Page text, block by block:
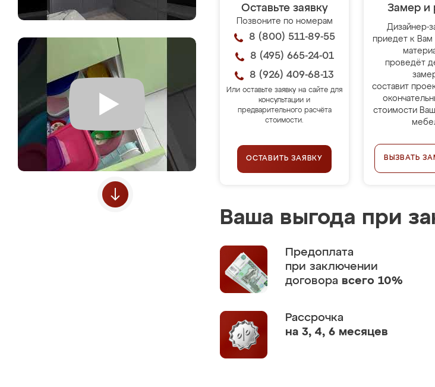
Оставьте заявку
Позвоните по номерам
8 (800) 511-89-55
8 (495) 665-24-01
8 (926) 409-68-13
Или оставьте заявку на сайте для
консультации и
предварительного расчёта
стоимости.
ОСТАВИТЬ ЗАЯВКУ
Замер и
Дизайнер-
приедет к Вам
проведёт
составит
стоимости
ВЫЗВАТЬ
Ваша выгода при
Предоплата
при заключении
договора всего 10%
Рассрочка
на 3, 4, 6 месяцев